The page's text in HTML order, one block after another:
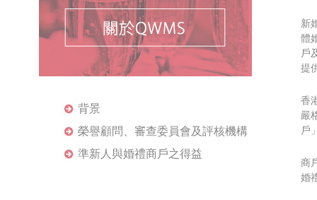
背景
榮譽顧問、審查委員會及評核機構
準新人與婚禮商戶之得益
新
體
戶
提
香
嚴
戶
商
婚